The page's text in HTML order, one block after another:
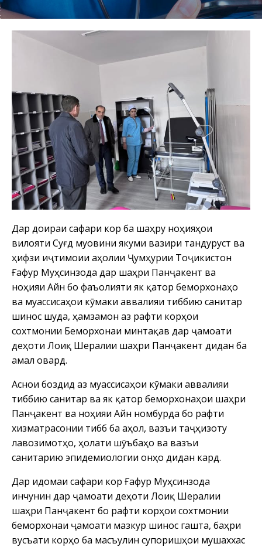
Дар доираи сафари корӣ ба шаҳру ноҳияҳои
вилояти Суғд муовини якуми вазири тандурустӣ ва
ҳифзи иҷтимоии аҳолии Ҷумҳурии Тоҷикистон
Ғафур Муҳсинзода дар шаҳри Панҷакент ва
ноҳияи Айнӣ бо фаъолияти як қатор беморхонаҳо
ва муассисаҳои кӯмаки аввалияи тиббию санитарӣ
шинос шуда, ҳамзамон аз рафти корҳои
сохтмонии Беморхонаи минтақавӣ дар ҷамоати
деҳоти Лоиқ Шералии шаҳри Панҷакент дидан ба
амал овард.
Аснои боздид аз муассисаҳои кӯмаки аввалияи
тиббию санитарӣ ва як қатор беморхонаҳои шаҳри
Панҷакент ва ноҳияи Айнӣ номбурда бо рафти
хизматрасонии тиббӣ ба аҳолӣ, вазъи таҷҳизоту
лавозимотҳо, ҳолати шӯъбаҳо ва вазъи
санитарию эпидемиологии онҳо дидан кард.
Дар идомаи сафари корӣ Ғафур Муҳсинзода
инчунин дар ҷамоати деҳоти Лоиқ Шералии
шаҳри Панҷакент бо рафти корҳои сохтмонии
беморхонаи ҷамоати мазкур шинос гашта, баҳри
вусъати корҳо ба масъулин супоришҳои мушаххас